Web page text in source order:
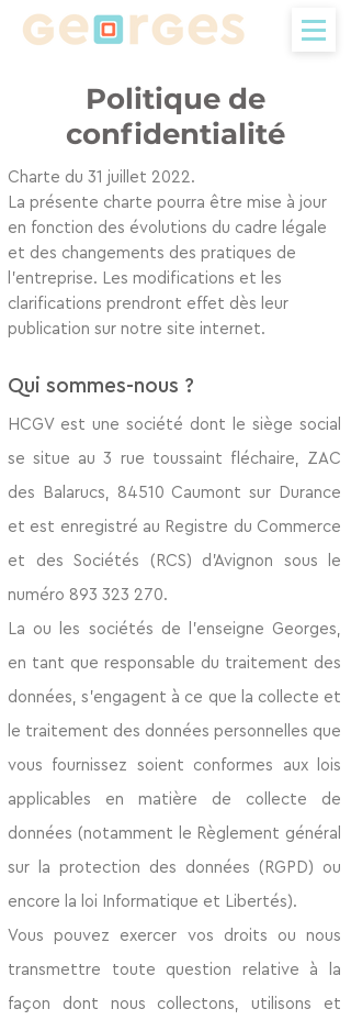
Politique de
confidentialité
Charte du 31 juillet 2022.
La présente charte pourra être mise à jour
en fonction des évolutions du cadre légale
et des changements des pratiques de
l’entreprise. Les modifications et les
clarifications prendront effet dès leur
publication sur notre site internet.
Qui sommes-nous ?
HCGV est une société dont le siège social
se situe au 3 rue toussaint fléchaire, ZAC
des Balarucs, 84510 Caumont sur Durance
et est enregistré au Registre du Commerce
et des Sociétés (RCS) d’Avignon sous le
numéro 893 323 270.
La ou les sociétés de l'enseigne Georges,
en tant que responsable du traitement des
données, s'engagent à ce que la collecte et
le traitement des données personnelles que
vous fournissez soient conformes aux lois
applicables en matière de collecte de
données (notamment le Règlement général
sur la protection des données (RGPD) ou
encore la loi Informatique et Libertés).
Vous pouvez exercer vos droits ou nous
transmettre toute question relative à la
façon dont nous collectons, utilisons et